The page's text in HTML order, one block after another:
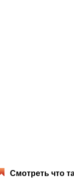
Смотреть что